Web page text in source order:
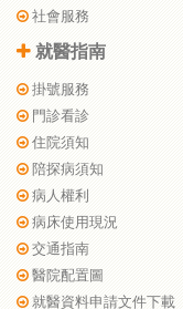
社會服務
就醫指南
掛號服務
門診看診
住院須知
陪探病須知
病人權利
病床使用現況
交通指南
醫院配置圖
就醫資料申請文件下載